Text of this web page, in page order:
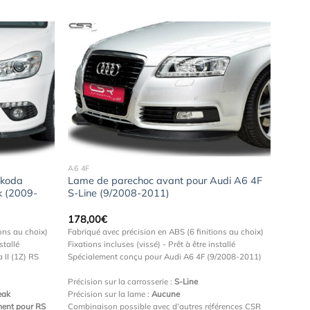
Ajouter
wishlist
(2009-
au choix)
II (1Z) RS
pour RS
Ajouter
à la
wishlist
A6 4F
Lame de parechoc avant pour Audi A6 4F
S-Line (9/2008-2011)
178,00€
Fabriqué avec précision en ABS (6 finitions au choix)
Fixations incluses (vissé) - Prêt à être installé
Spécialement conçu pour Audi A6 4F (9/2008-2011)
Précision sur la carrosserie :S-Line
Précision sur la lame :Aucune
Combinaison possible avec d'autres références CSR